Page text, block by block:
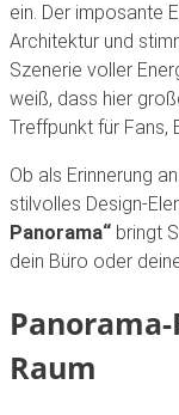
ein. Der imposante
Architektur und
Szenerie voller
weiß, dass hier
Treffpunkt für Fans,
Ob als Erinnerung
stilvolles Design-
Panorama“ bringt
dein Büro oder
Raum